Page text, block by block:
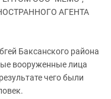
АКТИВИСТОВ
И ПРОТЕСТЫ
АГЕНТА
Баксанского района
вооруженные лица
чего были